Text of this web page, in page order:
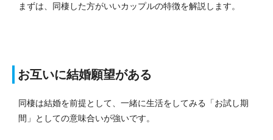
まずは、同棲した方がいいカップルの特徴を解説します。
お互いに結婚願望がある
同棲は結婚を前提として、一緒に生活をしてみる「お試し期
間」としての意味合いが強いです。